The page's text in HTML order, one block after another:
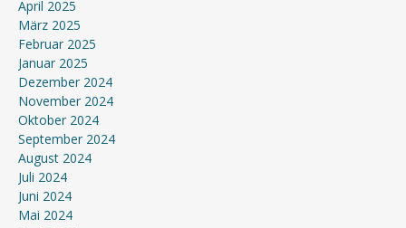
April 2025
März 2025
Februar 2025
Januar 2025
Dezember 2024
November 2024
Oktober 2024
September 2024
August 2024
Juli 2024
Juni 2024
Mai 2024